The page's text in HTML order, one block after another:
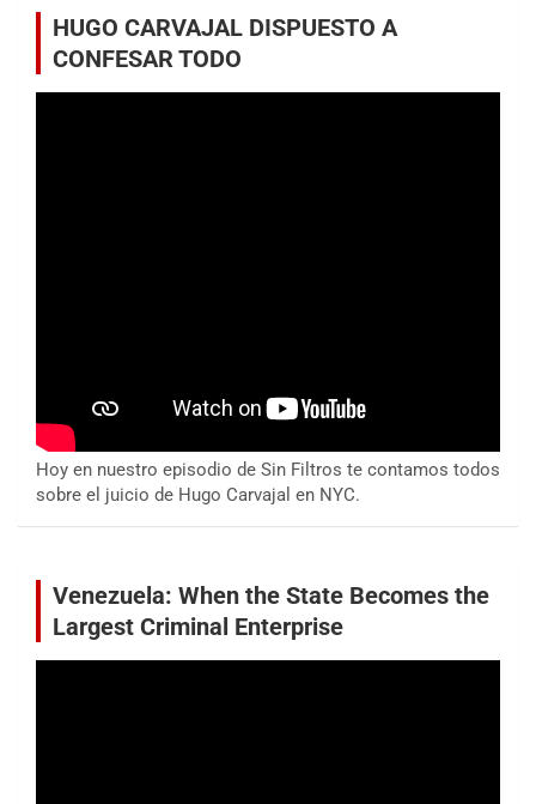
HUGO CARVAJAL DISPUESTO A
CONFESAR TODO
Hoy en nuestro episodio de Sin Filtros te contamos todos
sobre el juicio de Hugo Carvajal en NYC.
Venezuela: When the State Becomes the
Largest Criminal Enterprise